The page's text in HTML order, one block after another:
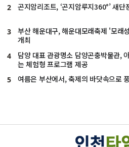
2 곤지암리조트, ‘곤지암루지360°’ 새
3
부산 해운대구, 해운대모래축제 '모래
개최
4
담양 대표 관광명소 담양곤충박물관,
는 체험형 프로그램 제공
5 여름은 부산에서, 축제의 바닷속으로